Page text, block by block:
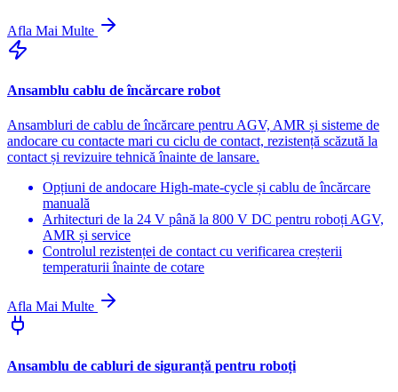
Afla Mai Multe
Ansamblu cablu de încărcare robot
Ansambluri de cablu de încărcare pentru AGV, AMR și sisteme de
andocare cu contacte mari cu ciclu de contact, rezistență scăzută la
contact și revizuire tehnică înainte de lansare.
Opțiuni de andocare High-mate-cycle și cablu de încărcare
manuală
Arhitecturi de la 24 V până la 800 V DC pentru roboți AGV,
AMR și service
Controlul rezistenței de contact cu verificarea creșterii
temperaturii înainte de cotare
Afla Mai Multe
Ansamblu de cabluri de siguranță pentru roboți